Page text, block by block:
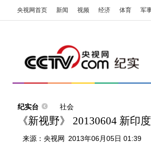
央视网首页 新闻 视频 经济 体育 军
纪实台 社会
《新视野》 20130604 新印
来源： 央视网 2013年06月05日 01:39